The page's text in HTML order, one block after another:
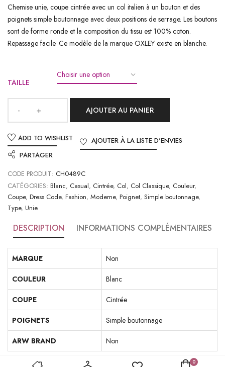
Chemise unie, coupe cintrée avec un col italien à un bouton et des
poignets simple boutonnage avec deux positions de serrage. Les boutons
sont de forme ronde et la composition du tissu est 100% coton.
Repassage facile. Ce modèle de la marque OXLEY existe en blanche.
TAILLE
AJOUTER AU PANIER
ADD TO WISHLIST
AJOUTER À LA LISTE D'ENVIES
PARTAGER
CODE PRODUIT: CH0489C
CATÉGORIES: Blanc, Casual, Cintrée, Col, Col Classique, Couleur,
Coupe, Dress Code, Fashion, Moderne, Poignet, Simple boutonnage,
Type, Unie
DESCRIPTION INFORMATIONS COMPLÉMENTAIRES
MARQUE Non
COULEUR Blanc
COUPE Cintrée
POIGNETS Simple boutonnage
ARW BRAND Non
0